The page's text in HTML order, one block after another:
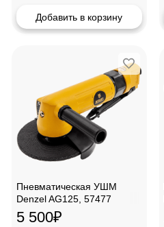
Добавить в корзину
Пневматическая УШМ
Denzel AG125, 57477
5 500₽